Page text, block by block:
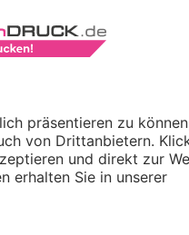
Logos etc. nach Ihren Wünschen.